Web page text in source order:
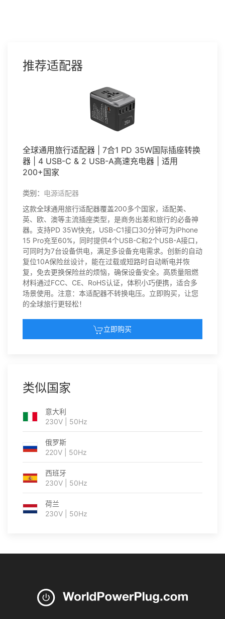
推荐适配器
全球通用旅行适配器 | 7合1 PD 35W国际插座转换
器 | 4 USB-C & 2 USB-A高速充电器 | 适用
200+国家
类别： 电源适配器
这款全球通用旅行适配器覆盖200多个国家，适配美、
英、欧、澳等主流插座类型，是商务出差和旅行的必备神
器。支持PD 35W快充，USB-C1接口30分钟可为iPhone
15 Pro充至60%，同时提供4个USB-C和2个USB-A接口，
可同时为7台设备供电，满足多设备充电需求。创新的自动
复位10A保险丝设计，能在过载或短路时自动断电并恢
复，免去更换保险丝的烦恼，确保设备安全。高质量阻燃
材料通过FCC、CE、RoHS认证，体积小巧便携，适合多
场景使用。注意：本适配器不转换电压。立即购买，让您
的全球旅行更轻松！
立即购买
类似国家
意大利
230V | 50Hz
俄罗斯
220V | 50Hz
西班牙
230V | 50Hz
荷兰
230V | 50Hz